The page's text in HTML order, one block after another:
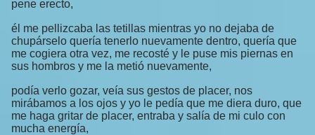
pene erecto,
él me pellizcaba las tetillas mientras yo no dejaba de
chupárselo quería tenerlo nuevamente dentro, quería que
me cogiera otra vez, me recosté y le puse mis piernas en
sus hombros y me la metió nuevamente,
podía verlo gozar, veía sus gestos de placer, nos
mirábamos a los ojos y yo le pedía que me diera duro, que
me haga gritar de placer, entraba y salía de mi culo con
mucha energía,